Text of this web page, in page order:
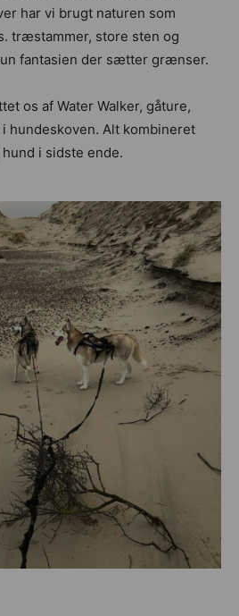
har vi brugt naturen som
træstammer, store sten og
fantasien der sætter grænser.
os af Water Walker, gåture,
hundeskoven. Alt kombineret
i sidste ende.